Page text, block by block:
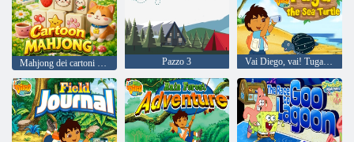
Pazzo 3 Vai Diego, vai! Tuga la tartaruga marina